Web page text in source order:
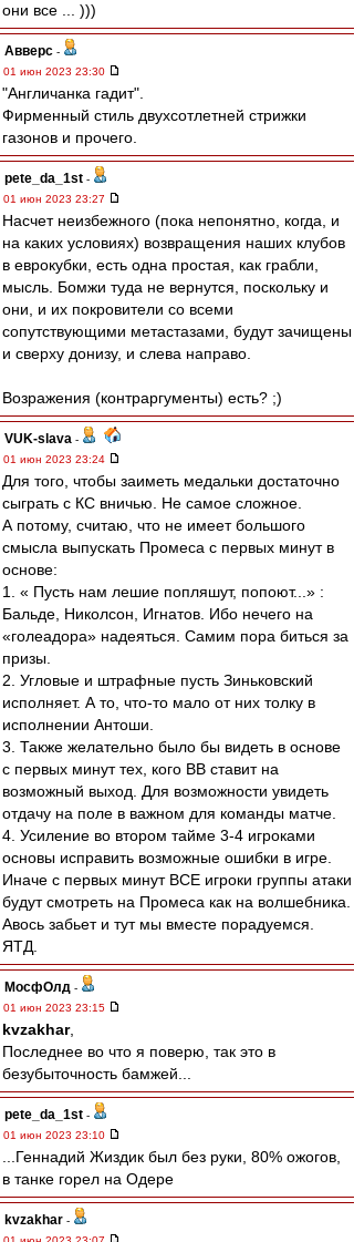
они все ... )))
Авверс -
01 июн 2023 23:30
"Англичанка гадит".
Фирменный стиль двухсотлетней стрижки
газонов и прочего.
pete_da_1st -
01 июн 2023 23:27
Насчет неизбежного (пока непонятно, когда, и
на каких условиях) возвращения наших клубов
в еврокубки, есть одна простая, как грабли,
мысль. Бомжи туда не вернутся, поскольку и
они, и их покровители сo всеми
сопутствующими метастазами, будут зачищены
и сверху донизу, и слева направо.
Возражения (контраргументы) есть? ;)
VUK-slava -
01 июн 2023 23:24
Для того, чтобы заиметь медальки достаточно
сыграть с КС вничью. Не самое сложное.
А потому, считаю, что не имеет большого
смысла выпускать Промеса с первых минут в
основе:
1. « Пусть нам лешие попляшут, попоют...» :
Бальде, Николсон, Игнатов. Ибо нечего на
«голеадора» надеяться. Самим пора биться за
призы.
2. Угловые и штрафные пусть Зиньковский
исполняет. А то, что-то мало от них толку в
исполнении Антоши.
3. Также желательно было бы видеть в основе
с первых минут тех, кого ВВ ставит на
возможный выход. Для возможности увидеть
отдачу на поле в важном для команды матче.
4. Усиление во втором тайме 3-4 игроками
основы исправить возможные ошибки в игре.
Иначе с первых минут ВСЕ игроки группы атаки
будут смотреть на Промеса как на волшебника.
Авось забьет и тут мы вместе порадуемся.
ЯТД.
МосфОлд -
01 июн 2023 23:15
kvzakhar,
Последнее во что я поверю, так это в
безубыточность бамжей...
pete_da_1st -
01 июн 2023 23:10
...Геннадий Жиздик был без руки, 80% ожогов,
в танке горел на Одере
kvzakhar -